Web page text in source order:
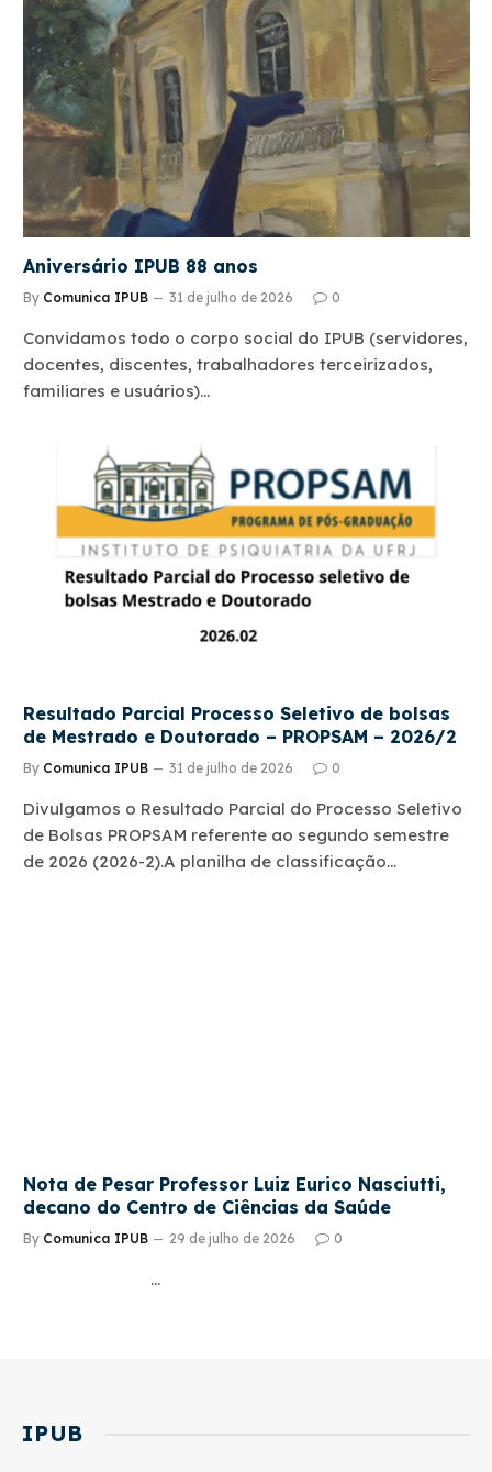
Aniversário IPUB 88 anos
By Comunica IPUB 31 de julho de 2026 0
Convidamos todo o corpo social do IPUB (servidores,
docentes, discentes, trabalhadores terceirizados,
familiares e usuários)…
Resultado Parcial Processo Seletivo de bolsas
de Mestrado e Doutorado – PROPSAM – 2026/2
By Comunica IPUB 31 de julho de 2026 0
Divulgamos o Resultado Parcial do Processo Seletivo
de Bolsas PROPSAM referente ao segundo semestre
de 2026 (2026-2).A planilha de classificação…
Nota de Pesar Professor Luiz Eurico Nasciutti,
decano do Centro de Ciências da Saúde
By Comunica IPUB 29 de julho de 2026 0
…
IPUB